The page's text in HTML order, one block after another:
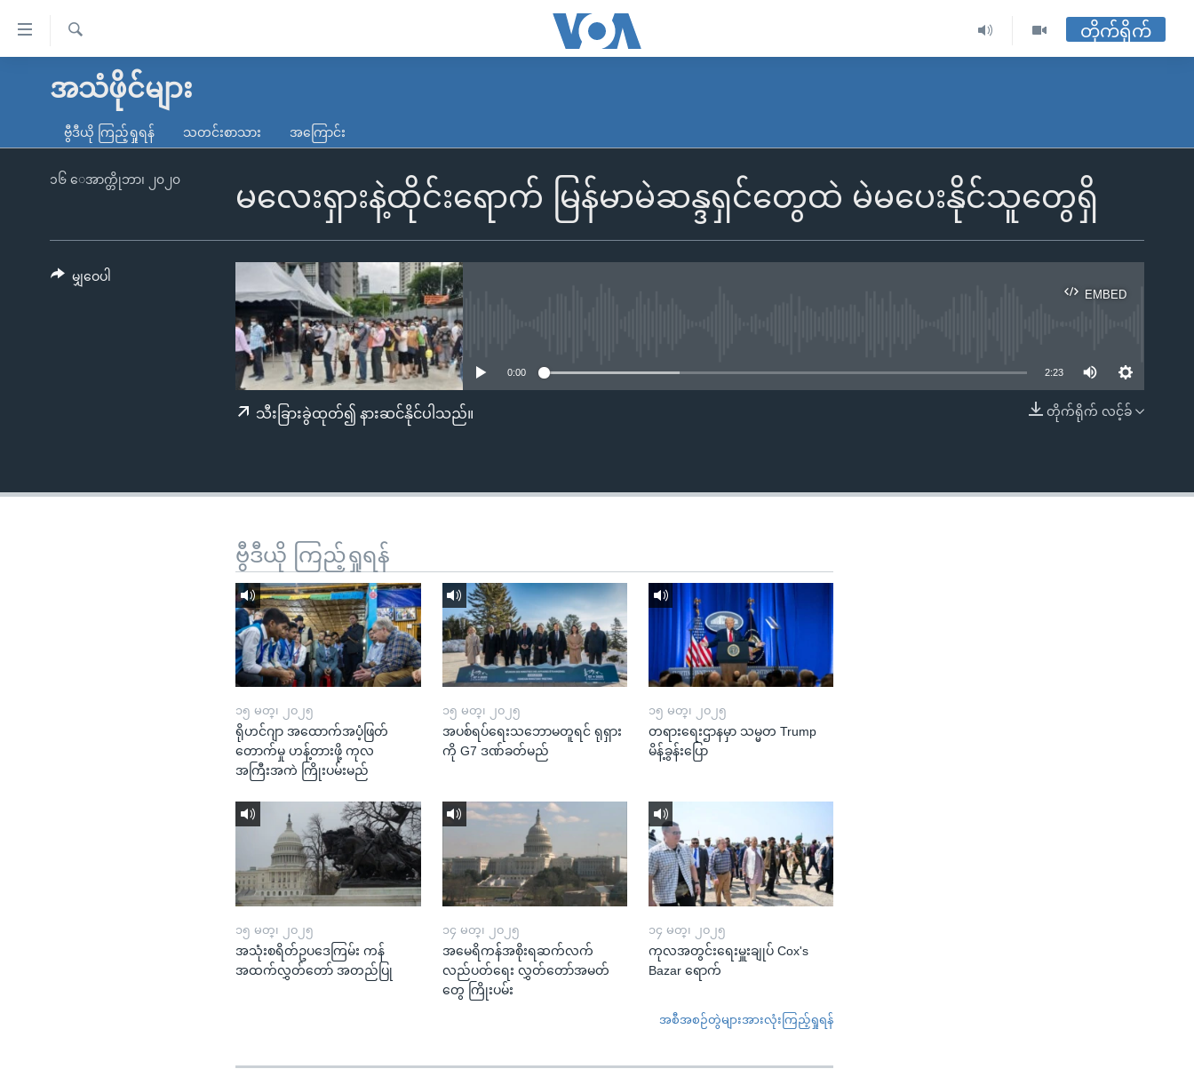
လွယ်ကူ
သည့်
ကျော်
မူလစာမျက်နှာ
ကမ္ဘာ့သတင်းများ
နိုင်ငံတကာ
တရုတ်
အစ္စရေး-ပါလက်စတိုင်း
ရပ်ဝန်းတခု လမ်းတခု အလွန်
အင်္ဂလိပ်စာလေ့လာမယ်
ရ
တိုက်ရိုက်
အသံဖိုင်များ
ဗွီဒီယို ကြည့်ရှုရန် သတင်းစာသား အကြောင်း
မလေးရှားနဲ့ထိုင်းရောက် မြန်မာမဲဆန္ဒရှင်တွေထဲ မဲမပေးနိုင်သူတွေရှိ
၁၆ ေအာက္တိုဘာ၊ ၂၀၂၀
EMBED
EMBED
0:00 2:23
တိုက်ရိုက် လင့်ခ်
သီးခြားခွဲထုတ်၍ နားဆင်နိုင်ပါသည်။
မျှဝေပါ
ဗွီဒီယို ကြည့်ရှုရန်
၁၅ မတ္၊ ၂၀၂၅
ရိုဟင်ဂျာ အထောက်အပံ့ဖြတ်
တောက်မှု ဟန့်တားဖို့ ကုလ
အကြီးအကဲ ကြိုးပမ်းမည်
၁၅ မတ္၊ ၂၀၂၅
အပစ်ရပ်ရေးသဘောမတူရင် ရုရှား
ကို G7 ဒဏ်ခတ်မည်
၁၅ မတ္၊ ၂၀၂၅
တရားရေးဌာနမှာ သမ္မတ Trump
မိန့်ခွန်းပြော
၁၅ မတ္၊ ၂၀၂၅
အသုံးစရိတ်ဥပဒေကြမ်း ကန်
အထက်လွှတ်တော် အတည်ပြု
၁၄ မတ္၊ ၂၀၂၅
အမေရိကန်အစိုးရဆက်လက်
လည်ပတ်ရေး လွှတ်တော်အမတ်
တွေ ကြိုးပမ်း
၁၄ မတ္၊ ၂၀၂၅
ကုလအတွင်းရေးမှူးချုပ် Cox's
Bazar ရောက်
အစီအစဉ်တွဲများအားလုံးကြည့်ရှုရန်